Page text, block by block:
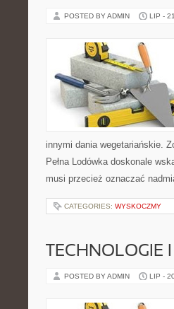
POSTED BY ADMIN LIP -
innymi dania wegetariańskie.
Pełna Lodówka doskonale
musi przecież oznaczać
CATEGORIES: WYSKOCZMY
TECHNOLOGIE
POSTED BY ADMIN LIP -